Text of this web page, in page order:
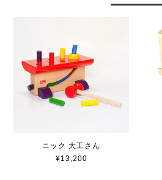
ニック 大工さん
¥13,200